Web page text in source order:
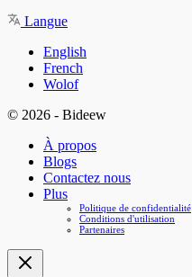
Langue
English
French
Wolof
© 2026 - Bideew
À propos
Blogs
Contactez nous
Plus
Politique de confidentialité
Conditions d'utilisation
Partenaires